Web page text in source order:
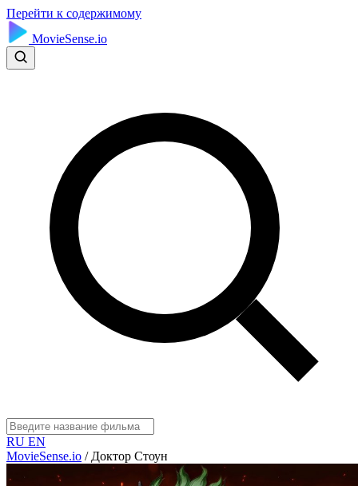
Перейти к содержимому
MovieSense.io
RU EN
MovieSense.io / Доктор Стоун